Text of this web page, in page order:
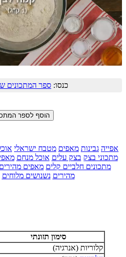
כנסו: ספר המתכונים
אפייה גבינות מאפים מטבח ישראלי
מתכוני בצק בצק עלים אוכל מנחם
מתכונים חלביים קלים מאפים מהירים
מהירים נשנושים מלוחים
סימון תזונתי
קלוריות (אנרגיה)